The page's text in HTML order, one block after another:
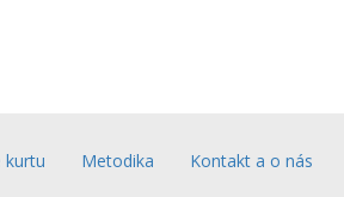
kurtu Metodika Kontakt a o nás